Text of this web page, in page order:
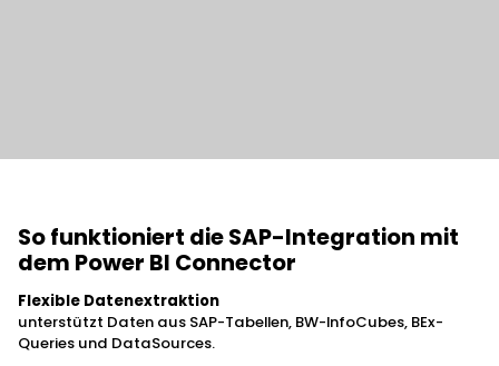
So funktioniert die SAP-Integration mit
dem Power BI Connector
Flexible Datenextraktion
unterstützt Daten aus SAP-Tabellen, BW-InfoCubes, BEx-
Queries und DataSources.